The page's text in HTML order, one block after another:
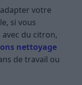
votre
si vous
du citron,
nettoyage
de travail ou